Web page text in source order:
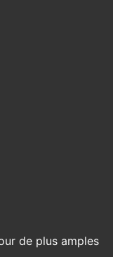
de plus amples